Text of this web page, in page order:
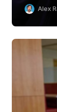
Alex